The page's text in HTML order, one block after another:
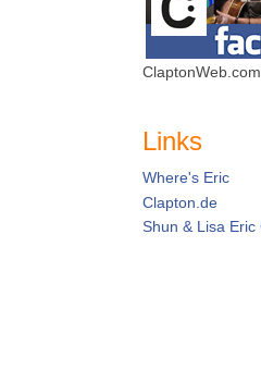
Links
Where's Eric
Clapton.de
Shun & Lisa